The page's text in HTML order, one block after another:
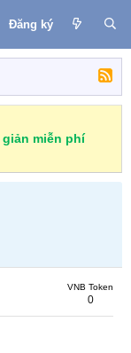
Đăng ký
miễn phí
VNB Token
0